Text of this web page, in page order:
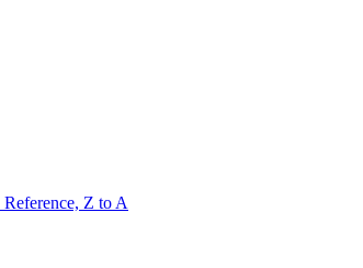
Reference, Z to A